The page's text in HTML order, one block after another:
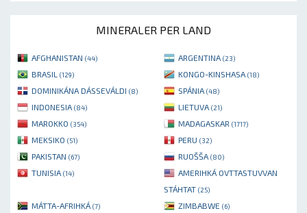
MINERALER PER LAND
AFGHANISTAN (44) ARGENTINA (23)
BRASIL (129) KONGO-KINSHASA (18)
DOMINIKÁNA DÁSSEVÁLDI (8) SPÁNIA (48)
INDONESIA (84) LIETUVA (21)
MAROKKO (354) MADAGASKAR (1717)
MEKSIKO (51) PERU (32)
PAKISTAN (67) RUOŠŠA (80)
TUNISIA (14)
AMERIHKÁ OVTTASTUVVAN
STÁHTAT (25)
MÁTTA-AFRIHKÁ (7) ZIMBABWE (6)